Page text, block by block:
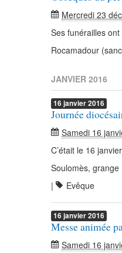
Mercredi 23
Ses funérailles
Rocamadour
JANVIER 2016
16 janvier2016
Journée
Samedi 16
C’était le 16
Soulomès, grange
|
Evêque
16 janvier2016
Messe animée
Samedi 16